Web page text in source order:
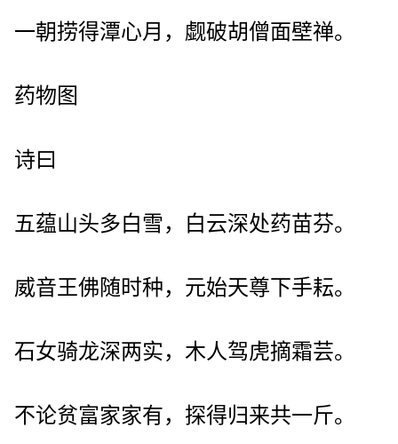
一朝捞得潭心月，觑破胡僧面壁禅。
药物图
诗曰
五蕴山头多白雪，白云深处药苗芬。
威音王佛随时种，元始天尊下手耘。
石女骑龙深两实，木人驾虎摘霜芸。
不论贫富家家有，探得归来共一斤。